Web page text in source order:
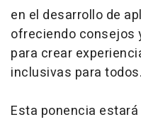
en el desarrollo de
ofreciendo consejos
para crear
inclusivas para todos.
Esta ponencia